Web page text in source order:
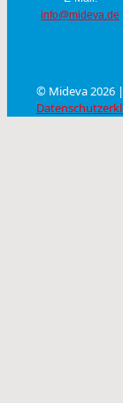
info@mideva.de
© Mideva 2026 |